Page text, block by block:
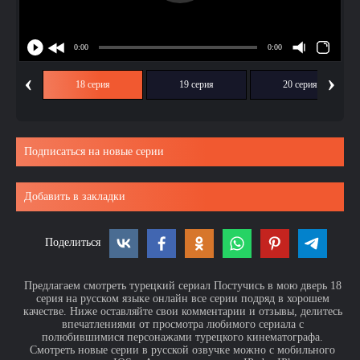
‹ 18 серия 19 серия 20 серия ›
Подписаться на новые серии
Добавить в закладки
Поделиться
Предлагаем смотреть турецкий сериал Постучись в мою дверь 18
серия на русском языке онлайн все серии подряд в хорошем
качестве. Ниже оставляйте свои комментарии и отзывы, делитесь
впечатлениями от просмотра любимого сериала с
полюбившимися персонажами турецкого кинематографа.
Смотреть новые серии в русской озвучке можно с мобильного